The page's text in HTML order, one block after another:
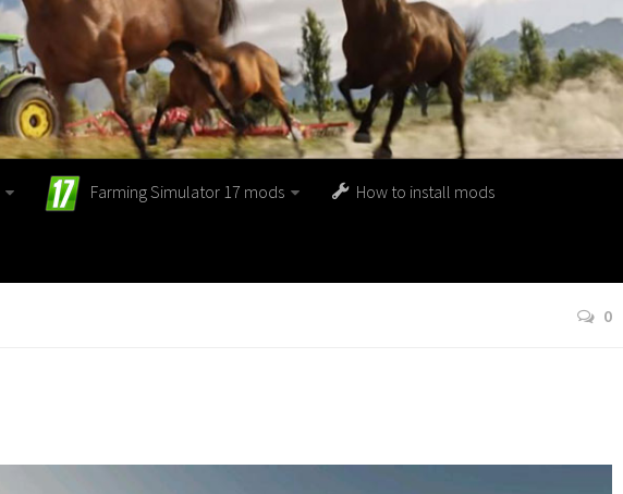
Farming Simulator 17 mods How to install mods
0